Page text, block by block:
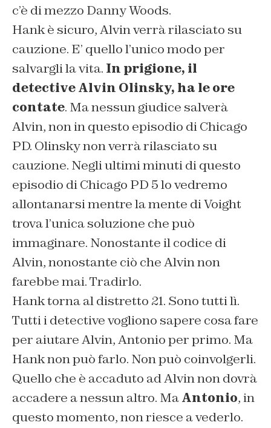
c’è di mezzo Danny Woods.
Hank è sicuro, Alvin verrà rilasciato su
cauzione. E’ quello l’unico modo per
salvargli la vita. In prigione, il
detective Alvin Olinsky, ha le ore
contate. Ma nessun giudice salverà
Alvin, non in questo episodio di Chicago
PD. Olinsky non verrà rilasciato su
cauzione. Negli ultimi minuti di questo
episodio di Chicago PD 5 lo vedremo
allontanarsi mentre la mente di Voight
trova l’unica soluzione che può
immaginare. Nonostante il codice di
Alvin, nonostante ciò che Alvin non
farebbe mai. Tradirlo.
Hank torna al distretto 21. Sono tutti lì.
Tutti i detective vogliono sapere cosa fare
per aiutare Alvin, Antonio per primo. Ma
Hank non può farlo. Non può coinvolgerli.
Quello che è accaduto ad Alvin non dovrà
accadere a nessun altro. MaAntonio, in
questo momento, non riesce a vederlo.